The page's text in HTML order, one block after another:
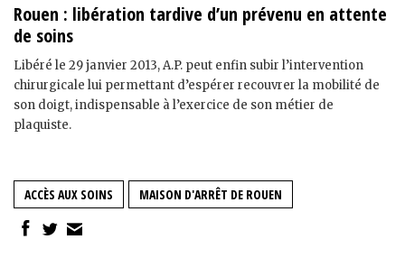
Rouen : libération tardive d’un prévenu en attente
de soins
Libéré le 29 janvier 2013, A.P. peut enfin subir l’intervention
chirurgicale lui permettant d’espérer recouvrer la mobilité de
son doigt, indispensable à l’exercice de son métier de
plaquiste.
ACCÈS AUX SOINS MAISON D'ARRÊT DE ROUEN